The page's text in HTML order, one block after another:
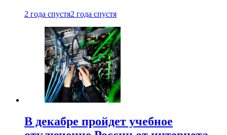
2 года спустя2 года спустя
В декабре пройдет учебное